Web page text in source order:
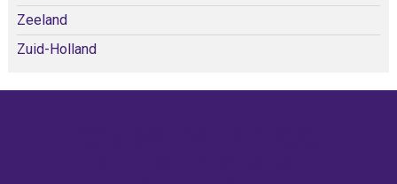
Zeeland
Zuid-Holland